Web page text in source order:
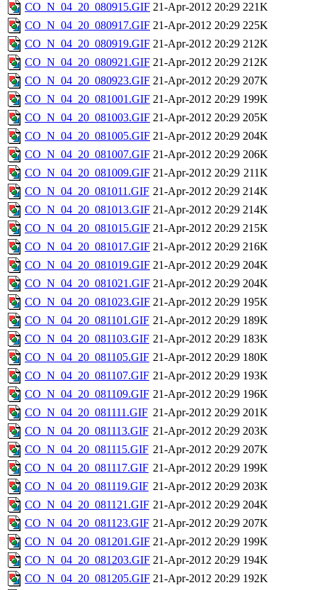
CO_N_04_20_080915.GIF 21-Apr-2012 20:29 221K
CO_N_04_20_080917.GIF 21-Apr-2012 20:29 225K
CO_N_04_20_080919.GIF 21-Apr-2012 20:29 212K
CO_N_04_20_080921.GIF 21-Apr-2012 20:29 212K
CO_N_04_20_080923.GIF 21-Apr-2012 20:29 207K
CO_N_04_20_081001.GIF 21-Apr-2012 20:29 199K
CO_N_04_20_081003.GIF 21-Apr-2012 20:29 205K
CO_N_04_20_081005.GIF 21-Apr-2012 20:29 204K
CO_N_04_20_081007.GIF 21-Apr-2012 20:29 206K
CO_N_04_20_081009.GIF 21-Apr-2012 20:29 211K
CO_N_04_20_081011.GIF 21-Apr-2012 20:29 214K
CO_N_04_20_081013.GIF 21-Apr-2012 20:29 214K
CO_N_04_20_081015.GIF 21-Apr-2012 20:29 215K
CO_N_04_20_081017.GIF 21-Apr-2012 20:29 216K
CO_N_04_20_081019.GIF 21-Apr-2012 20:29 204K
CO_N_04_20_081021.GIF 21-Apr-2012 20:29 204K
CO_N_04_20_081023.GIF 21-Apr-2012 20:29 195K
CO_N_04_20_081101.GIF 21-Apr-2012 20:29 189K
CO_N_04_20_081103.GIF 21-Apr-2012 20:29 183K
CO_N_04_20_081105.GIF 21-Apr-2012 20:29 180K
CO_N_04_20_081107.GIF 21-Apr-2012 20:29 193K
CO_N_04_20_081109.GIF 21-Apr-2012 20:29 196K
CO_N_04_20_081111.GIF 21-Apr-2012 20:29 201K
CO_N_04_20_081113.GIF 21-Apr-2012 20:29 203K
CO_N_04_20_081115.GIF 21-Apr-2012 20:29 207K
CO_N_04_20_081117.GIF 21-Apr-2012 20:29 199K
CO_N_04_20_081119.GIF 21-Apr-2012 20:29 203K
CO_N_04_20_081121.GIF 21-Apr-2012 20:29 204K
CO_N_04_20_081123.GIF 21-Apr-2012 20:29 207K
CO_N_04_20_081201.GIF 21-Apr-2012 20:29 199K
CO_N_04_20_081203.GIF 21-Apr-2012 20:29 194K
CO_N_04_20_081205.GIF 21-Apr-2012 20:29 192K